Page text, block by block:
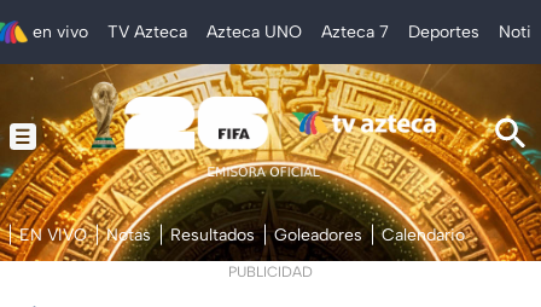
en vivo TV Azteca Azteca UNO Azteca 7 Deportes
EN VIVO Notas Resultados Goleadores Calendario
PUBLICIDAD